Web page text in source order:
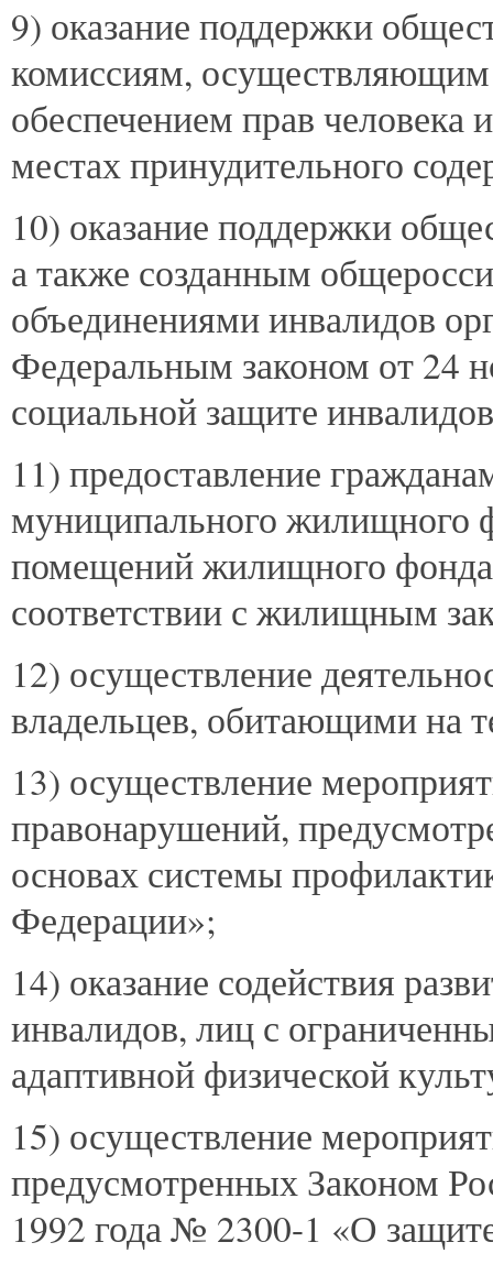
9) оказание поддержки
комиссиям,
обеспечением прав
местах принудительного
10) оказание поддержки
а также созданным
объединениями инвалидов
Федеральным законом от 24
социальной защите
11) предоставление
муниципального жилищного
помещений жилищного фонда
соответствии с жилищным
12) осуществление
владельцев, обитающими на
13) осуществление
правонарушений,
основах системы
Федерации»;
14) оказание содействия
инвалидов, лиц с
адаптивной физической
15) осуществление
предусмотренных Законом
1992 года № 2300-1 «О